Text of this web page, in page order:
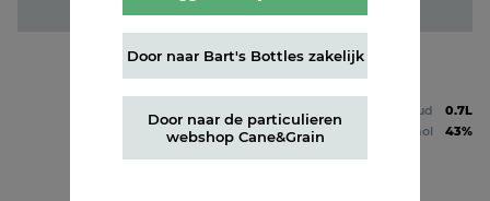
Inhoud
0.7L
Alcohol
43%
Door naar Bart's Bottles zakelijk
Door naar de particulieren
webshop Cane&Grain